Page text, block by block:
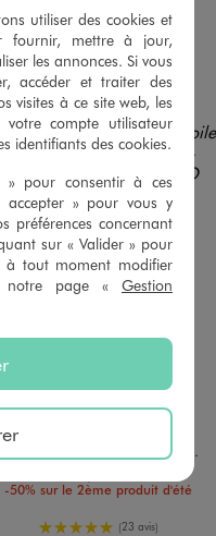
5/5 de moyenne
(2 avis)
AJOUTERAU PANIER
en 2 coloris
Bermuda extra large en toile denim colorée fille
-50% sur le 2ème produit d'été
5/5 de moyenne
(23 avis)
utiliser des cookies et
fournir, mettre à jour,
les annonces. Si vous
accéder et traiter des
visites à ce site web, les
compte utilisateur
identifiants des cookies.
» pour consentir à ces
accepter » pour vous y
préférences concernant
sur « Valider » pour
à tout moment modifier
notre page « Gestion